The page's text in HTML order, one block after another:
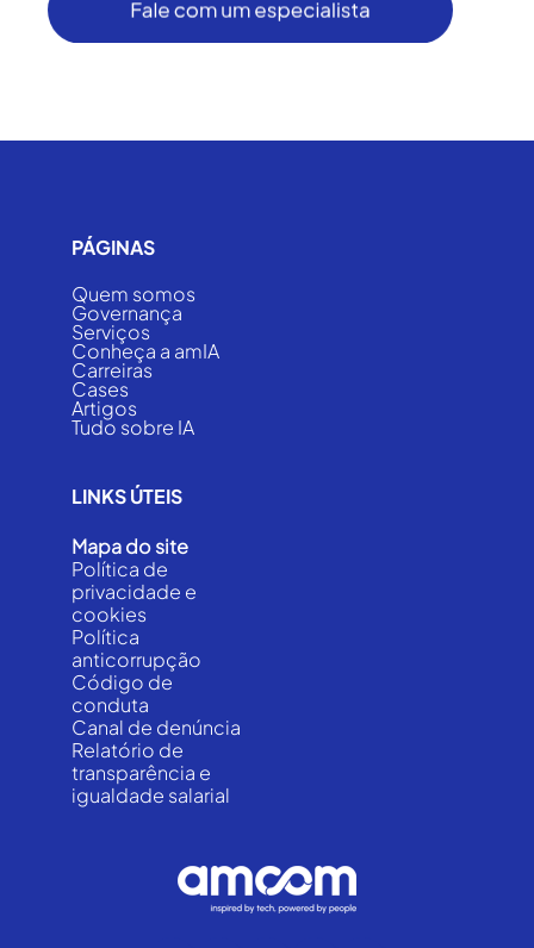
PÁGINAS
Quem somos
Governança
Serviços
Conheça a amIA
Carreiras
Cases
Artigos
Tudo sobre IA
LINKS ÚTEIS
Mapa do site
Política de
privacidade e
cookies
Política
anticorrupção
Código de
conduta
Canal de denúncia
Relatório de
transparência e
igualdade salarial